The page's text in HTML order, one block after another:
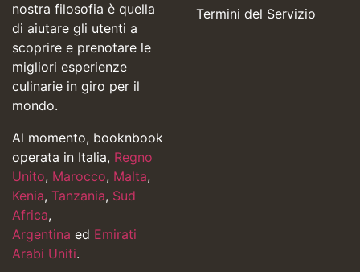
nostra filosofia è quella
di aiutare gli utenti a
scoprire e prenotare le
migliori esperienze
culinarie in giro per il
mondo.
Al momento, booknbook
operata in Italia, Regno
Unito, Marocco, Malta,
Kenia, Tanzania, Sud
Africa,
Argentina ed Emirati
Arabi Uniti.
Termini del Servizio